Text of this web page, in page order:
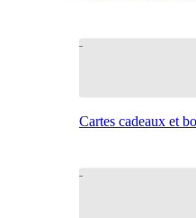
Cartes cadeaux et